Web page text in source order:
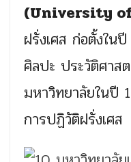
(University
ฝรั่งเศส ก่อตั้งใน
ศิลปะ ประวัติศา
มหาวิทยาลัยในปี
การปฏิวัติฝรั่งเศส